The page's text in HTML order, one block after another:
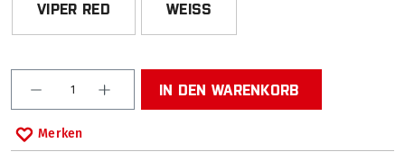
VIPER RED WEISS
Produkt Anzahl: Gib den gewünschten Wert ein
IN DEN WARENKORB
Merken